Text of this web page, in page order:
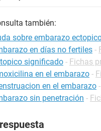
también:
sobre embarazo
en días no fertiles -
significado - Fichas
en el embarazo -
en el embarazo -
sin penetración -